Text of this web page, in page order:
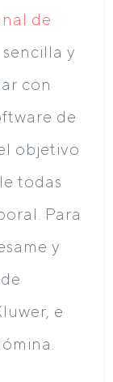
de
y
con
de
objetivo
todas
Para
y
e